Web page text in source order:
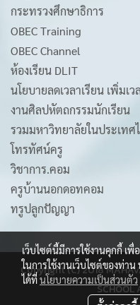
กระทรวงศึกษาธิการ
OBEC Training
OBEC Channel
ห้องเรียน DLIT
นโยบายลดเวลาเรียน เพิ่มเว
งานศิลปหัตถกรรมนักเรียน
รวมมหาวิทยาลัยในประเทศ
โทรทัศน์ครู
วิชาการ.คอม
ครูบ้านนอกดอทคอม
ทรูปลูกปัญญา
Copyright (C) 2018
เว็บไซต์นี้มีการใช้งานคุกกี้ เ
ในการใช้งานเว็บไซต์ของท่า
ได้ที่นโยบายความเป็นส่วนตัว